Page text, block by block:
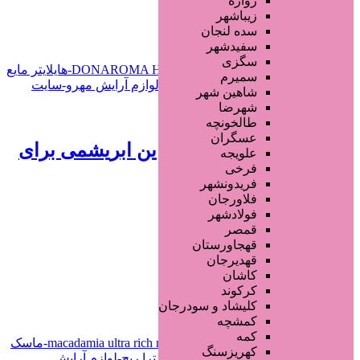
زیباشهر
سده لنجان
سفیدشهر
سگزی
سمیرم
شاهین شهر
شهرضا
طالخونچه
عسگران
علویجه
فرخی
فریدونشهر
فلاورجان
فولادشهر
قمصر
قهجاورستان
قهدیرجان
کاشان
کرکوند
کلیشاد و سودرجان
کمشچه
کمه
کهریزسنگ
افزودن به علاقه‌مندی 379 بازدید
مشهد
هایلایتر مایع دوناروما | شاین ابریشمی برای
میکاپ‌ حرفه‌ای
محصولات آرایشی
افزودن به علاقه‌مندی 378 بازدید
مشهد